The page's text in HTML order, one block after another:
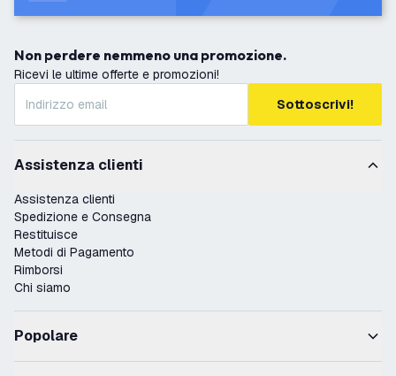
Non perdere nemmeno una promozione.
Ricevi le ultime offerte e promozioni!
Sottoscrivi!
Assistenza clienti
Assistenza clienti
Spedizione e Consegna
Restituisce
Metodi di Pagamento
Rimborsi
Chi siamo
Popolare